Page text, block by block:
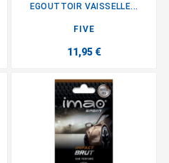
EGOUTTOIR VAISSELLE...
FIVE
11,95 €